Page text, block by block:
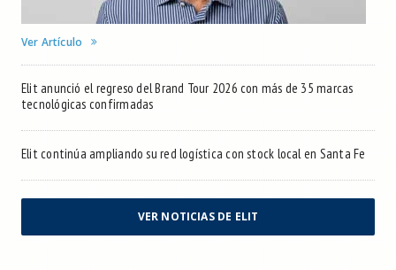
Ver Artículo
Elit anunció el regreso del Brand Tour 2026 con más de 35 marcas
tecnológicas confirmadas
Elit continúa ampliando su red logística con stock local en Santa Fe
VER NOTICIAS DE ELIT